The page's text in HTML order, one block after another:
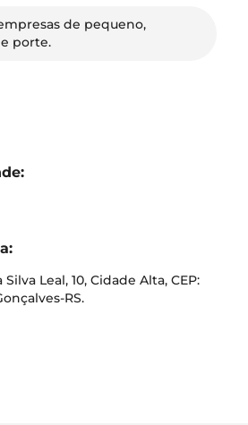
de pequeno,
porte.
Leal, 10, Cidade Alta, CEP:
RS.